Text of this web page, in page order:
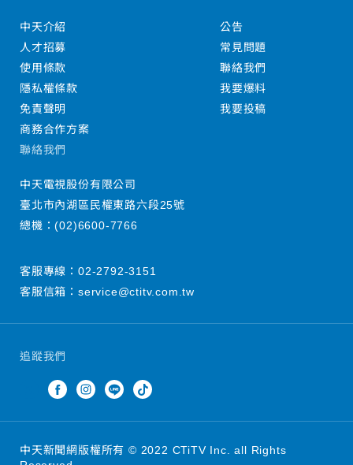
追蹤我們
中天介紹
人才招募
使用條款
隱私權條款
免責聲明
商務合作方案
公告
常見問題
聯絡我們
我要爆料
我要投稿
聯絡我們
中天電視股份有限公司
臺北市內湖區民權東路六段25號
總機：(02)6600-7766
客服專線： 02-2792-3151
客服信箱： service@ctitv.com.tw
中天新聞網版權所有 © 2022 CTiTV Inc. all Rights